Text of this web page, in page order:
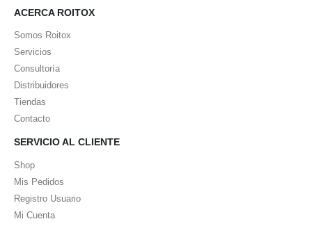
ACERCA ROITOX
Somos Roitox
Servicios
Consultoría
Distribuidores
Tiendas
Contacto
SERVICIO AL CLIENTE
Shop
Mis Pedidos
Registro Usuario
Mi Cuenta